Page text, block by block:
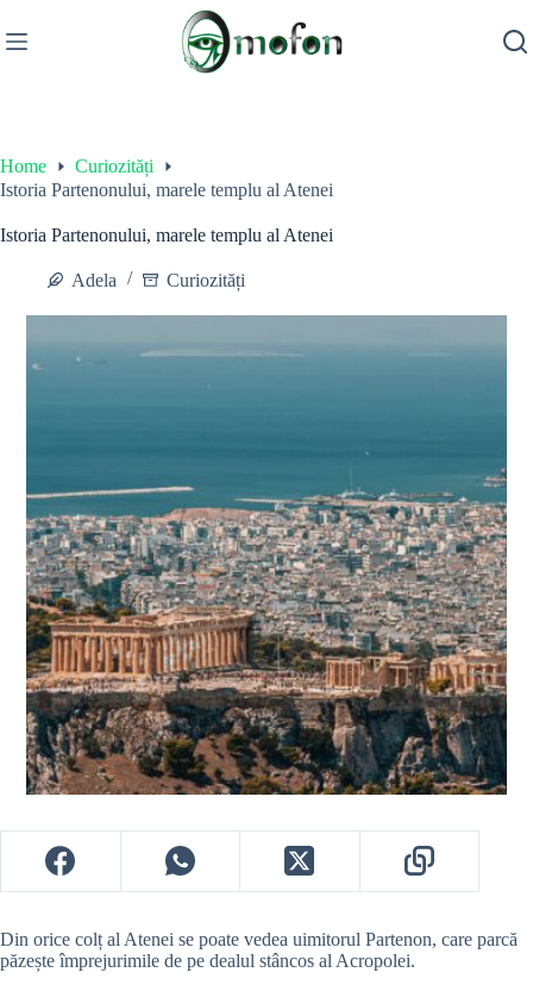
to
content
Home
Curiozități
Istoria Partenonului, marele templu al Atenei
Istoria Partenonului, marele templu al Atenei
Adela Curiozități
Din orice colț al Atenei se poate vedea uimitorul Partenon, care parcă
păzește împrejurimile de pe dealul stâncos al Acropolei.